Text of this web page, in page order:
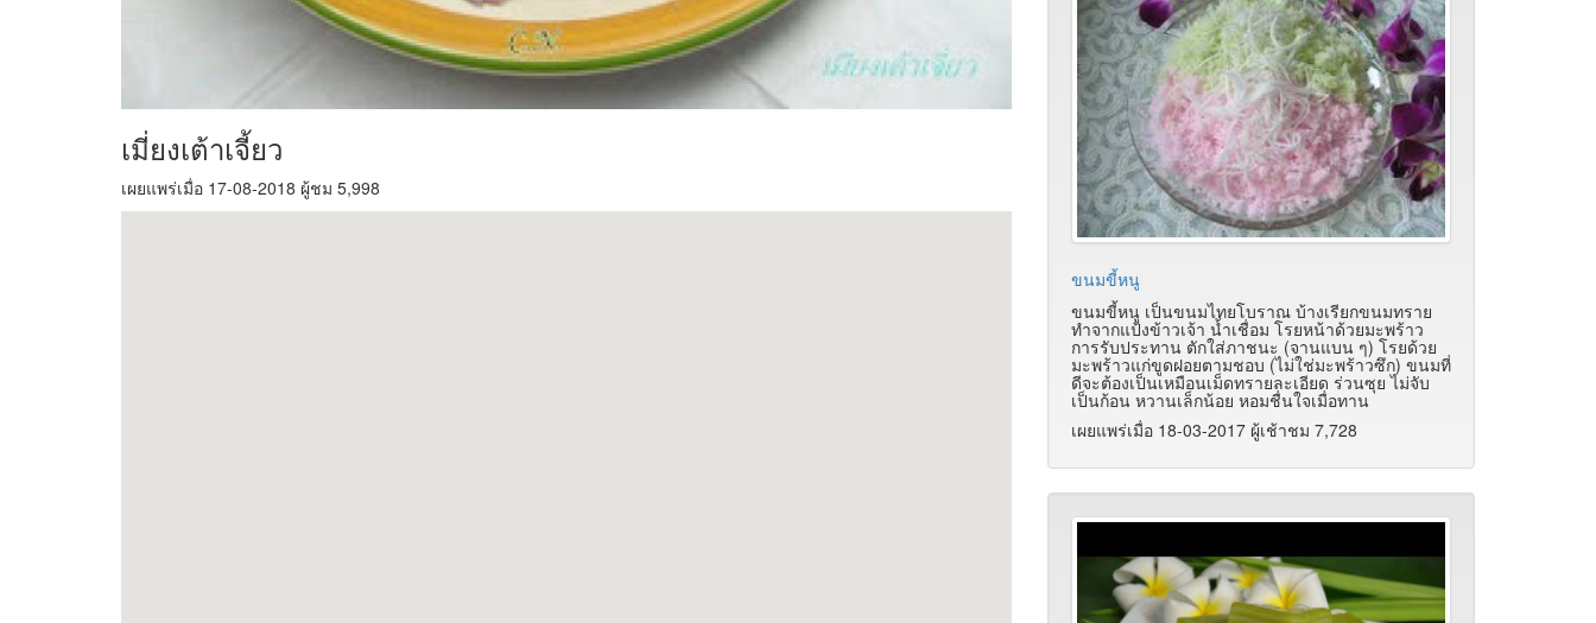
เมี่ยงเต้าเจี้ยว
เผยแพร่เมื่อ 17-08-2018 ผู้ชม 5,998
ขนมขี้หนู
ขนมขี้หนู เป็นขนมไทยโบราณ บ้างเรียกขนมทราย
ทำจากแป้งข้าวเจ้า น้ำเชื่อม โรยหน้าด้วยมะพร้าว
การรับประทาน ตักใส่ภาชนะ (จานแบน ๆ) โรยด้วย
มะพร้าวแก่ขูดฝอยตามชอบ (ไม่ใช่มะพร้าวซึก) ขนมที่
ดีจะต้องเป็นเหมือนเม็ดทรายละเอียด ร่วนซุย ไม่จับ
เป็นก้อน หวานเล็กน้อย หอมชื่นใจเมื่อทาน
เผยแพร่เมื่อ 18-03-2017 ผู้เช้าชม 7,728